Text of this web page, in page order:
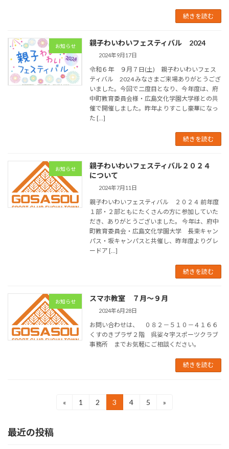
続きを読む
お知らせ 親子わいわいフェスティバル 2024
2024年9月17日
令和６年 ９月７日(土) 親子わいわいフェス
ティバル 2024 みなさまご来場ありがとうござ
いました。今回で二度目となり、今年度は、府
中町教育委員会様・広島文化学園大学様との共
催で開催しました。昨年よりすこし豪華になっ
た […]
続きを読む
お知らせ
親子わいわいフェスティバル２０２４
について
2024年7月11日
親子わいわいフェスティバル ２０２４ 前年度
１部・２部ともにたくさんの方に参加していた
だき、ありがとうございました。 今年は、府中
町教育委員会・広島文化学園大学 長束キャン
パス・坂キャンパスと共催し、昨年度よりグレ
ードア […]
続きを読む
お知らせ スマホ教室 ７月～９月
2024年6月28日
お問い合わせは、 ０８２－５１０－４１６６
くすのきプラザ２階 呉娑々宇スポーツクラブ
事務所 までお気軽にご相談ください。
続きを読む
の
«
固
1
固
2
固
定
3
固
4
固
5 »
最近の投稿